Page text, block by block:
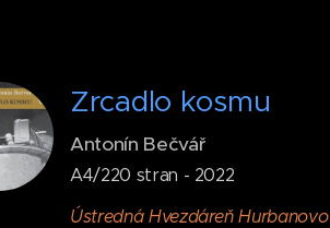
Zrcadlo kosmu
Antonín Bečvář
A4/220 stran - 2022
Ústredná Hvezdáreň Hurbanovo